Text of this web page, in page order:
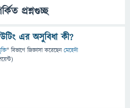
প্রশ্নগুচ্ছ
এর অসুবিধা কী?
" বিভাগে জিজ্ঞাসাকরেছেনমেহেদী